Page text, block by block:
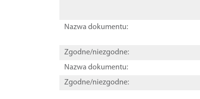
Nazwa dokumentu:
Zgodne/niezgodne:
Nazwa dokumentu:
Zgodne/niezgodne: